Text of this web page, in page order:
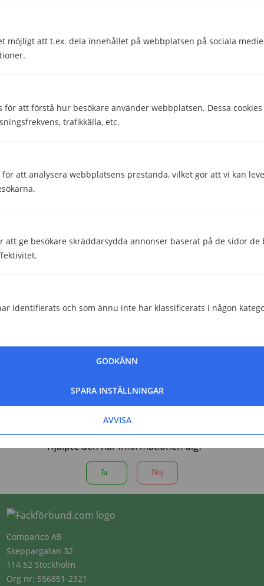
möjligt att t.ex. dela innehållet på webbplatsen på sociala
för att förstå hur besökare använder webbplatsen. Dessa
trafikkälla, etc.
för att analysera webbplatsens prestanda, vilket gör att vi kan
att ge besökare skräddarsydda annonser baserat på de sidor
identifierats och som ännu inte har klassificerats i någon
AVVISA
SPARA INSTÄLLNINGAR
GODKÄNN
besökWikipedia.orgellerAllaboutcookies.org .
Evelina Grenehed
Kommunikatör
Head of Content
Hjälpte den här informationen dig?
Ja Nej
Comparico AB
Skeppargatan 32
114 52 Stockholm
Org nr: 556851-2321